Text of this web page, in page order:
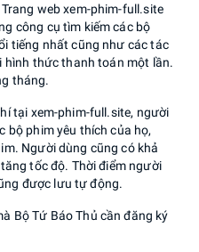
web xem-phim-full.site
công cụ tìm kiếm các bộ
tiếng nhất cũng như các tác
hình thức thanh toán một lần.
tháng.
tại xem-phim-full.site, người
bộ phim yêu thích của họ,
Người dùng cũng có khả
tốc độ. Thời điểm người
được lưu tự động.
Bộ Tứ Báo Thủ cần đăng ký